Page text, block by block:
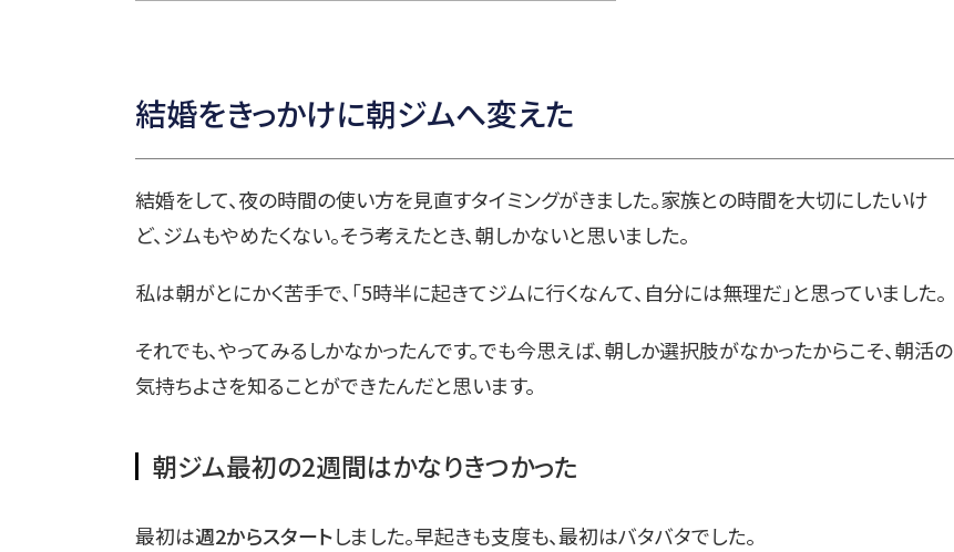
結婚をきっかけに朝ジムへ変えた
結婚をして、夜の時間の使い方を見直すタイミングがきました。家族との時間を大切にしたいけ
ど、ジムもやめたくない。そう考えたとき、朝しかないと思いました。
私は朝がとにかく苦手で、「5時半に起きてジムに行くなんて、自分には無理だ」と思っていました。
それでも、やってみるしかなかったんです。でも今思えば、朝しか選択肢がなかったからこそ、朝活の
気持ちよさを知ることができたんだと思います。
朝ジム最初の2週間はかなりきつかった
最初は週2からスタートしました。早起きも支度も、最初はバタバタでした。